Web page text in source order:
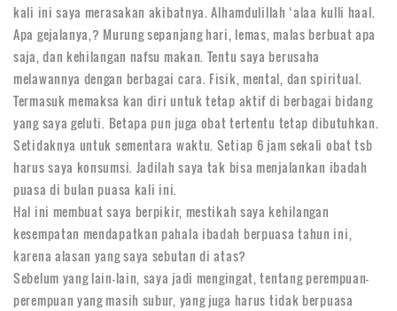
kali ini saya merasakan akibatnya. Alhamdulillah ‘alaa kulli haal.
Apa gejalanya,? Murung sepanjang hari, lemas, malas berbuat apa
saja, dan kehilangan nafsu makan. Tentu saya berusaha
melawannya dengan berbagai cara. Fisik, mental, dan spiritual.
Termasuk memaksa kan diri untuk tetap aktif di berbagai bidang
yang saya geluti. Betapa pun juga obat tertentu tetap dibutuhkan.
Setidaknya untuk sementara waktu. Setiap 6 jam sekali obat tsb
harus saya konsumsi. Jadilah saya tak bisa menjalankan ibadah
puasa di bulan puasa kali ini.
Hal ini membuat saya berpikir, mestikah saya kehilangan
kesempatan mendapatkan pahala ibadah berpuasa tahun ini,
karena alasan yang saya sebutan di atas?
Sebelum yang lain-lain, saya jadi mengingat, tentang perempuan-
perempuan yang masih subur, yang juga harus tidak berpuasa